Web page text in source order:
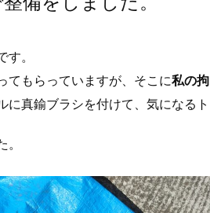
。
てもらっていますが、そこに私の
真鍮ブラシを付けて、気になるト